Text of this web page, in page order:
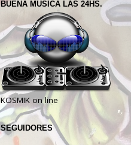
BUENA MÙSICA LAS 24HS.
KOSMIK on line
SEGUIDORES